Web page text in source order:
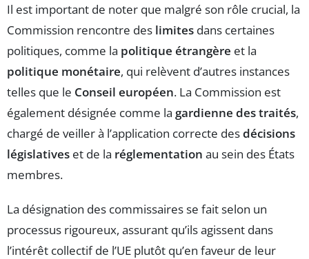
Il est important de noter que malgré son rôle crucial, la
Commission rencontre des limites dans certaines
politiques, comme la politique étrangère et la
politique monétaire, qui relèvent d’autres instances
telles que le Conseil européen. La Commission est
également désignée comme la gardienne des traités,
chargé de veiller à l’application correcte desdécisions
législatives et de la réglementation au sein des États
membres.
La désignation des commissaires se fait selon un
processus rigoureux, assurant qu’ils agissent dans
l’intérêt collectif de l’UE plutôt qu’en faveur de leur